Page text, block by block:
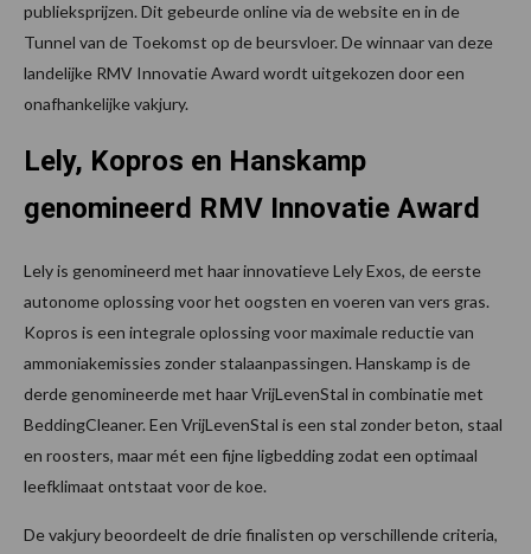
publieksprijzen. Dit gebeurde online via de website en in de
Tunnel van de Toekomst op de beursvloer. De winnaar van deze
landelijke RMV Innovatie Award wordt uitgekozen door een
onafhankelijke vakjury.
Lely, Kopros en Hanskamp
genomineerd RMV Innovatie Award
Lely is genomineerd met haar innovatieve Lely Exos, de eerste
autonome oplossing voor het oogsten en voeren van vers gras.
Kopros is een integrale oplossing voor maximale reductie van
ammoniakemissies zonder stalaanpassingen. Hanskamp is de
derde genomineerde met haar VrijLevenStal in combinatie met
BeddingCleaner. Een VrijLevenStal is een stal zonder beton, staal
en roosters, maar mét een fijne ligbedding zodat een optimaal
leefklimaat ontstaat voor de koe.
De vakjury beoordeelt de drie finalisten op verschillende criteria,